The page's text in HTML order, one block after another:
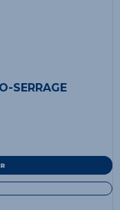
SERRAGE